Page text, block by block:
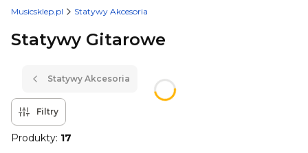
Musicsklep.pl Statywy Akcesoria
Statywy Gitarowe
Statywy Akcesoria
Filtry
Produkty: 17